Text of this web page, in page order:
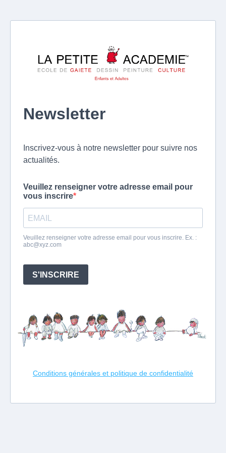
Newsletter
Inscrivez-vous à notre newsletter pour suivre nos
actualités.
Veuillez renseigner votre adresse email pour
vous inscrire
Veuillez renseigner votre adresse email pour vous inscrire. Ex. :
abc@xyz.com
S'INSCRIRE
Conditions générales et politique de confidentialité